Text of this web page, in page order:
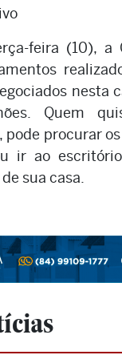
feira (10), a
nesta
Quem
pode procurar
ir ao
sua casa.